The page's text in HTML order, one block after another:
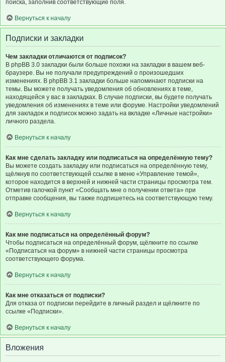
поиска, заполнив соответствующие поля.
Вернуться к началу
Подписки и закладки
Чем закладки отличаются от подписок?
В phpBB 3.0 закладки были больше похожи на закладки в вашем веб-
браузере. Вы не получали предупреждений о произошедших
изменениях. В phpBB 3.1 закладки больше напоминают подписки на
темы. Вы можете получать уведомления об обновлениях в теме,
находящейся у вас в закладках. В случае подписки, вы будете получать
уведомления об изменениях в теме или форуме. Настройки уведомлений
для закладок и подписок можно задать на вкладке «Личные настройки»
личного раздела.
Вернуться к началу
Как мне сделать закладку или подписаться на определённую тему?
Вы можете создать закладку или подписаться на определённую тему,
щёлкнув по соответствующей ссылке в меню «Управление темой»,
которое находится в верхней и нижней части страницы просмотра тем.
Отметив галочкой пункт «Сообщать мне о получении ответа» при
отправке сообщения, вы также подпишетесь на соответствующую тему.
Вернуться к началу
Как мне подписаться на определённый форум?
Чтобы подписаться на определённый форум, щёлкните по ссылке
«Подписаться на форум» в нижней части страницы просмотра
соответствующего форума.
Вернуться к началу
Как мне отказаться от подписки?
Для отказа от подписки перейдите в личный раздел и щёлкните по
ссылке «Подписки».
Вернуться к началу
Вложения